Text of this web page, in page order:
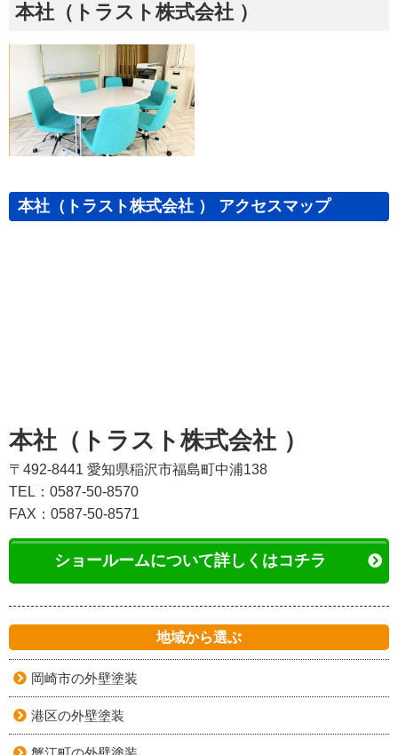
本社（トラスト株式会社 ）
本社（トラスト株式会社 ） アクセスマップ
本社（トラスト株式会社 ）
〒492-8441 愛知県稲沢市福島町中浦138
TEL：0587-50-8570
FAX：0587-50-8571
ショールームについて詳しくはコチラ
地域から選ぶ
岡崎市の外壁塗装
港区の外壁塗装